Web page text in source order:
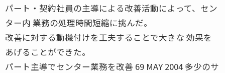
パート・契約社員の主導による改善活動によって、セン
ター内 業務の処理時間短縮に挑んだ。
改善に対する動機付けを工夫することで大きな 効果を
あげることができた。
パート主導でセンター業務を改善 69 MAY 2004 多少のサ